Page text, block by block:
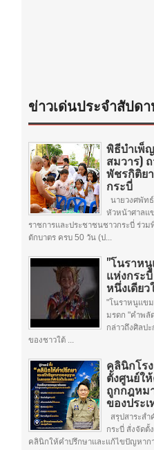
ข่าวเด่นประจำสัปด
พิธีบำเพ็
สมวาร)
พัชรกิติย
กระบี่
นายวงศพัท
หัวหน้าศาลแ
ราชการและประชาชนชาวกระบี่ ร่ว
ตักบาตร ครบ 50 วัน (ป...
"โนราห
แห่งกระ
หนึ่งเดีย
"โนราหนูแข
มรดก "คำพลั
กล่าวถึงศิลป
ของชาวใต้ ...
คลินิกโร
ตั้งศูนย์ใ
ถูกกฎหม
ของประเ
สรุปสาระสำ
กระบี่ สั่งจัดตั้
คลินิกให้คำปรึกษาและแก้ไขปัญหาก